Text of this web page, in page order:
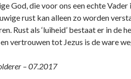
God, die voor ons een echte
rust kan alleen zo worden
Rust als ‘luiheid’ bestaat er in de
vertrouwen tot Jezus is de ware
– 07.2017